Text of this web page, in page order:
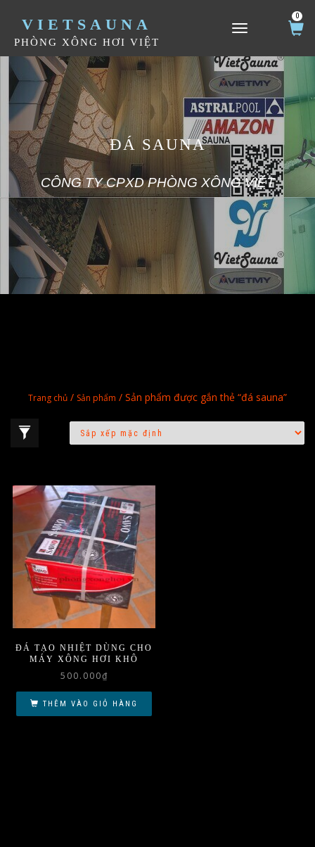
VIETSAUNA
PHÒNG XÔNG HƠI VIỆT
TOGGLE NAVIGATION
0
ĐÁ SAUNA
CÔNG TY CPXD PHÒNG XÔNG VIỆT
Trang chủ / Sản phẩm / Sản phẩm được gắn thẻ “đá sauna”
ĐÁ TẠO NHIỆT DÙNG CHO
MÁY XÔNG HƠI KHÔ
500.000₫
THÊM VÀO GIỎ HÀNG